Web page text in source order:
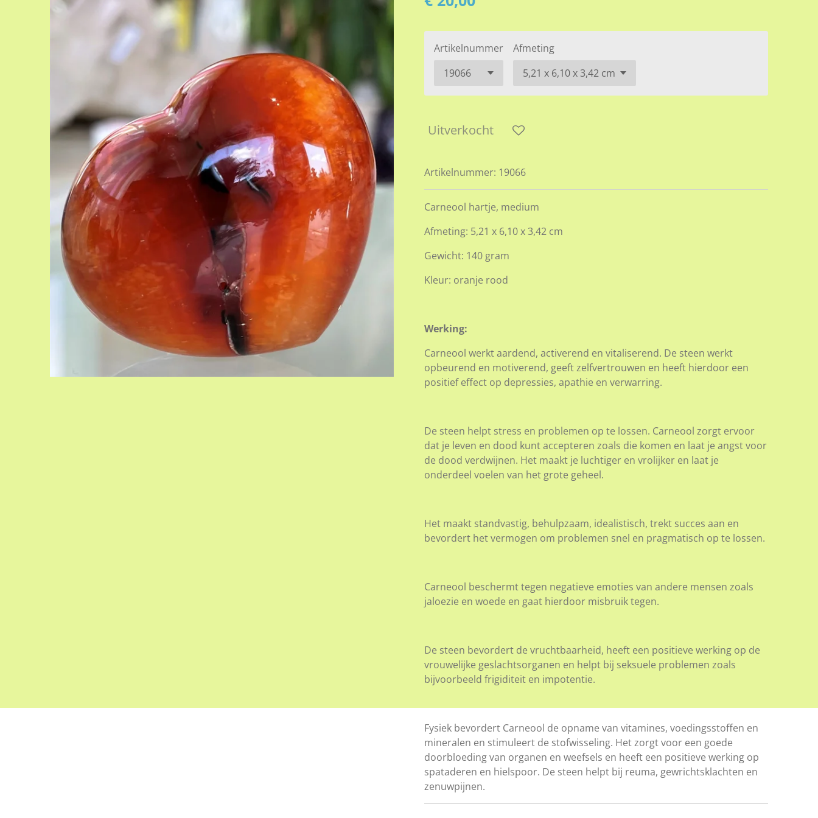
Artikelnummer Afmeting
Uitverkocht
Artikelnummer: 19066
Carneool hartje, medium
Afmeting: 5,21 x 6,10 x 3,42 cm
Gewicht: 140 gram
Kleur: oranje rood
Werking:
Carneool werkt aardend, activerend en vitaliserend. De steen werkt
opbeurend en motiverend, geeft zelfvertrouwen en heeft hierdoor een
positief effect op depressies, apathie en verwarring.
De steen helpt stress en problemen op te lossen. Carneool zorgt ervoor
dat je leven en dood kunt accepteren zoals die komen en laat je angst voor
de dood verdwijnen. Het maakt je luchtiger en vrolijker en laat je
onderdeel voelen van het grote geheel.
Het maakt standvastig, behulpzaam, idealistisch, trekt succes aan en
bevordert het vermogen om problemen snel en pragmatisch op te lossen.
Carneool beschermt tegen negatieve emoties van andere mensen zoals
jaloezie en woede en gaat hierdoor misbruik tegen.
De steen bevordert de vruchtbaarheid, heeft een positieve werking op de
vrouwelijke geslachtsorganen en helpt bij seksuele problemen zoals
bijvoorbeeld frigiditeit en impotentie.
Fysiek bevordert Carneool de opname van vitamines, voedingsstoffen en
mineralen en stimuleert de stofwisseling. Het zorgt voor een goede
doorbloeding van organen en weefsels en heeft een positieve werking op
spataderen en hielspoor. De steen helpt bij reuma, gewrichtsklachten en
zenuwpijnen.